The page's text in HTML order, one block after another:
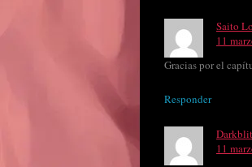
Saito
11
Gracias por el
Responder
11